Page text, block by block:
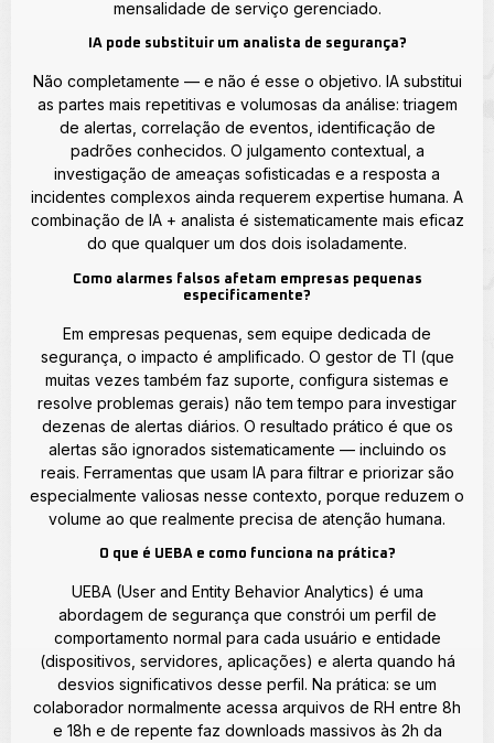
mensalidade de serviço gerenciado.
IA pode substituir um analista de segurança?
Não completamente — e não é esse o objetivo. IA substitui
as partes mais repetitivas e volumosas da análise: triagem
de alertas, correlação de eventos, identificação de
padrões conhecidos. O julgamento contextual, a
investigação de ameaças sofisticadas e a resposta a
incidentes complexos ainda requerem expertise humana. A
combinação de IA + analista é sistematicamente mais eficaz
do que qualquer um dos dois isoladamente.
Como alarmes falsos afetam empresas pequenas
especificamente?
Em empresas pequenas, sem equipe dedicada de
segurança, o impacto é amplificado. O gestor de TI (que
muitas vezes também faz suporte, configura sistemas e
resolve problemas gerais) não tem tempo para investigar
dezenas de alertas diários. O resultado prático é que os
alertas são ignorados sistematicamente — incluindo os
reais. Ferramentas que usam IA para filtrar e priorizar são
especialmente valiosas nesse contexto, porque reduzem o
volume ao que realmente precisa de atenção humana.
O que é UEBA e como funciona na prática?
UEBA (User and Entity Behavior Analytics) é uma
abordagem de segurança que constrói um perfil de
comportamento normal para cada usuário e entidade
(dispositivos, servidores, aplicações) e alerta quando há
desvios significativos desse perfil. Na prática: se um
colaborador normalmente acessa arquivos de RH entre 8h
e 18h e de repente faz downloads massivos às 2h da